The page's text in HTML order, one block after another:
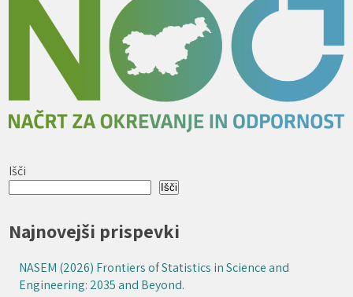
Išči
Išči
Najnovejši prispevki
NASEM (2026) Frontiers of Statistics in Science and
Engineering: 2035 and Beyond.